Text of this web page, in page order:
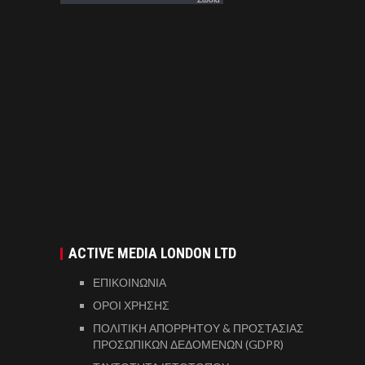
ACTIVE MEDIA LONDON LTD
ΕΠΙΚΟΙΝΩΝΙΑ
ΟΡΟΙ ΧΡΗΣΗΣ
ΠΟΛΙΤΙΚΗ ΑΠΟΡΡΗΤΟΥ & ΠΡΟΣΤΑΣΙΑΣ
ΠΡΟΣΩΠΙΚΩΝ ΔΕΔΟΜΕΝΩΝ (GDPR)